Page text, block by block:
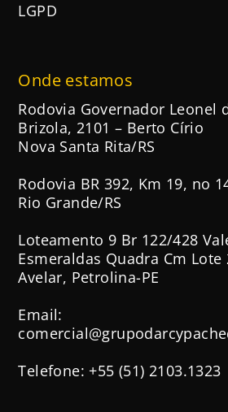
LGPD
Onde estamos
Rodovia Governador Leonel
Brizola, 2101 – Berto Círio
Nova Santa Rita/RS
Rodovia BR 392, Km 19, no
Rio Grande/RS
Loteamento 9 Br 122/428
Esmeraldas Quadra Cm Lote
Avelar, Petrolina-PE
Email:
Telefone: +55 (51) 2103.1323